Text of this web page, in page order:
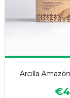
Arcilla